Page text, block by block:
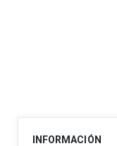
INFORMACIÓN